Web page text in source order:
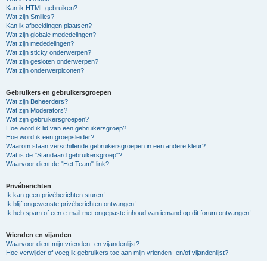
Kan ik HTML gebruiken?
Wat zijn Smilies?
Kan ik afbeeldingen plaatsen?
Wat zijn globale mededelingen?
Wat zijn mededelingen?
Wat zijn sticky onderwerpen?
Wat zijn gesloten onderwerpen?
Wat zijn onderwerpiconen?
Gebruikers en gebruikersgroepen
Wat zijn Beheerders?
Wat zijn Moderators?
Wat zijn gebruikersgroepen?
Hoe word ik lid van een gebruikersgroep?
Hoe word ik een groepsleider?
Waarom staan verschillende gebruikersgroepen in een andere kleur?
Wat is de "Standaard gebruikersgroep"?
Waarvoor dient de "Het Team"-link?
Privéberichten
Ik kan geen privéberichten sturen!
Ik blijf ongewenste privéberichten ontvangen!
Ik heb spam of een e-mail met ongepaste inhoud van iemand op dit forum ontvangen!
Vrienden en vijanden
Waarvoor dient mijn vrienden- en vijandenlijst?
Hoe verwijder of voeg ik gebruikers toe aan mijn vrienden- en/of vijandenlijst?